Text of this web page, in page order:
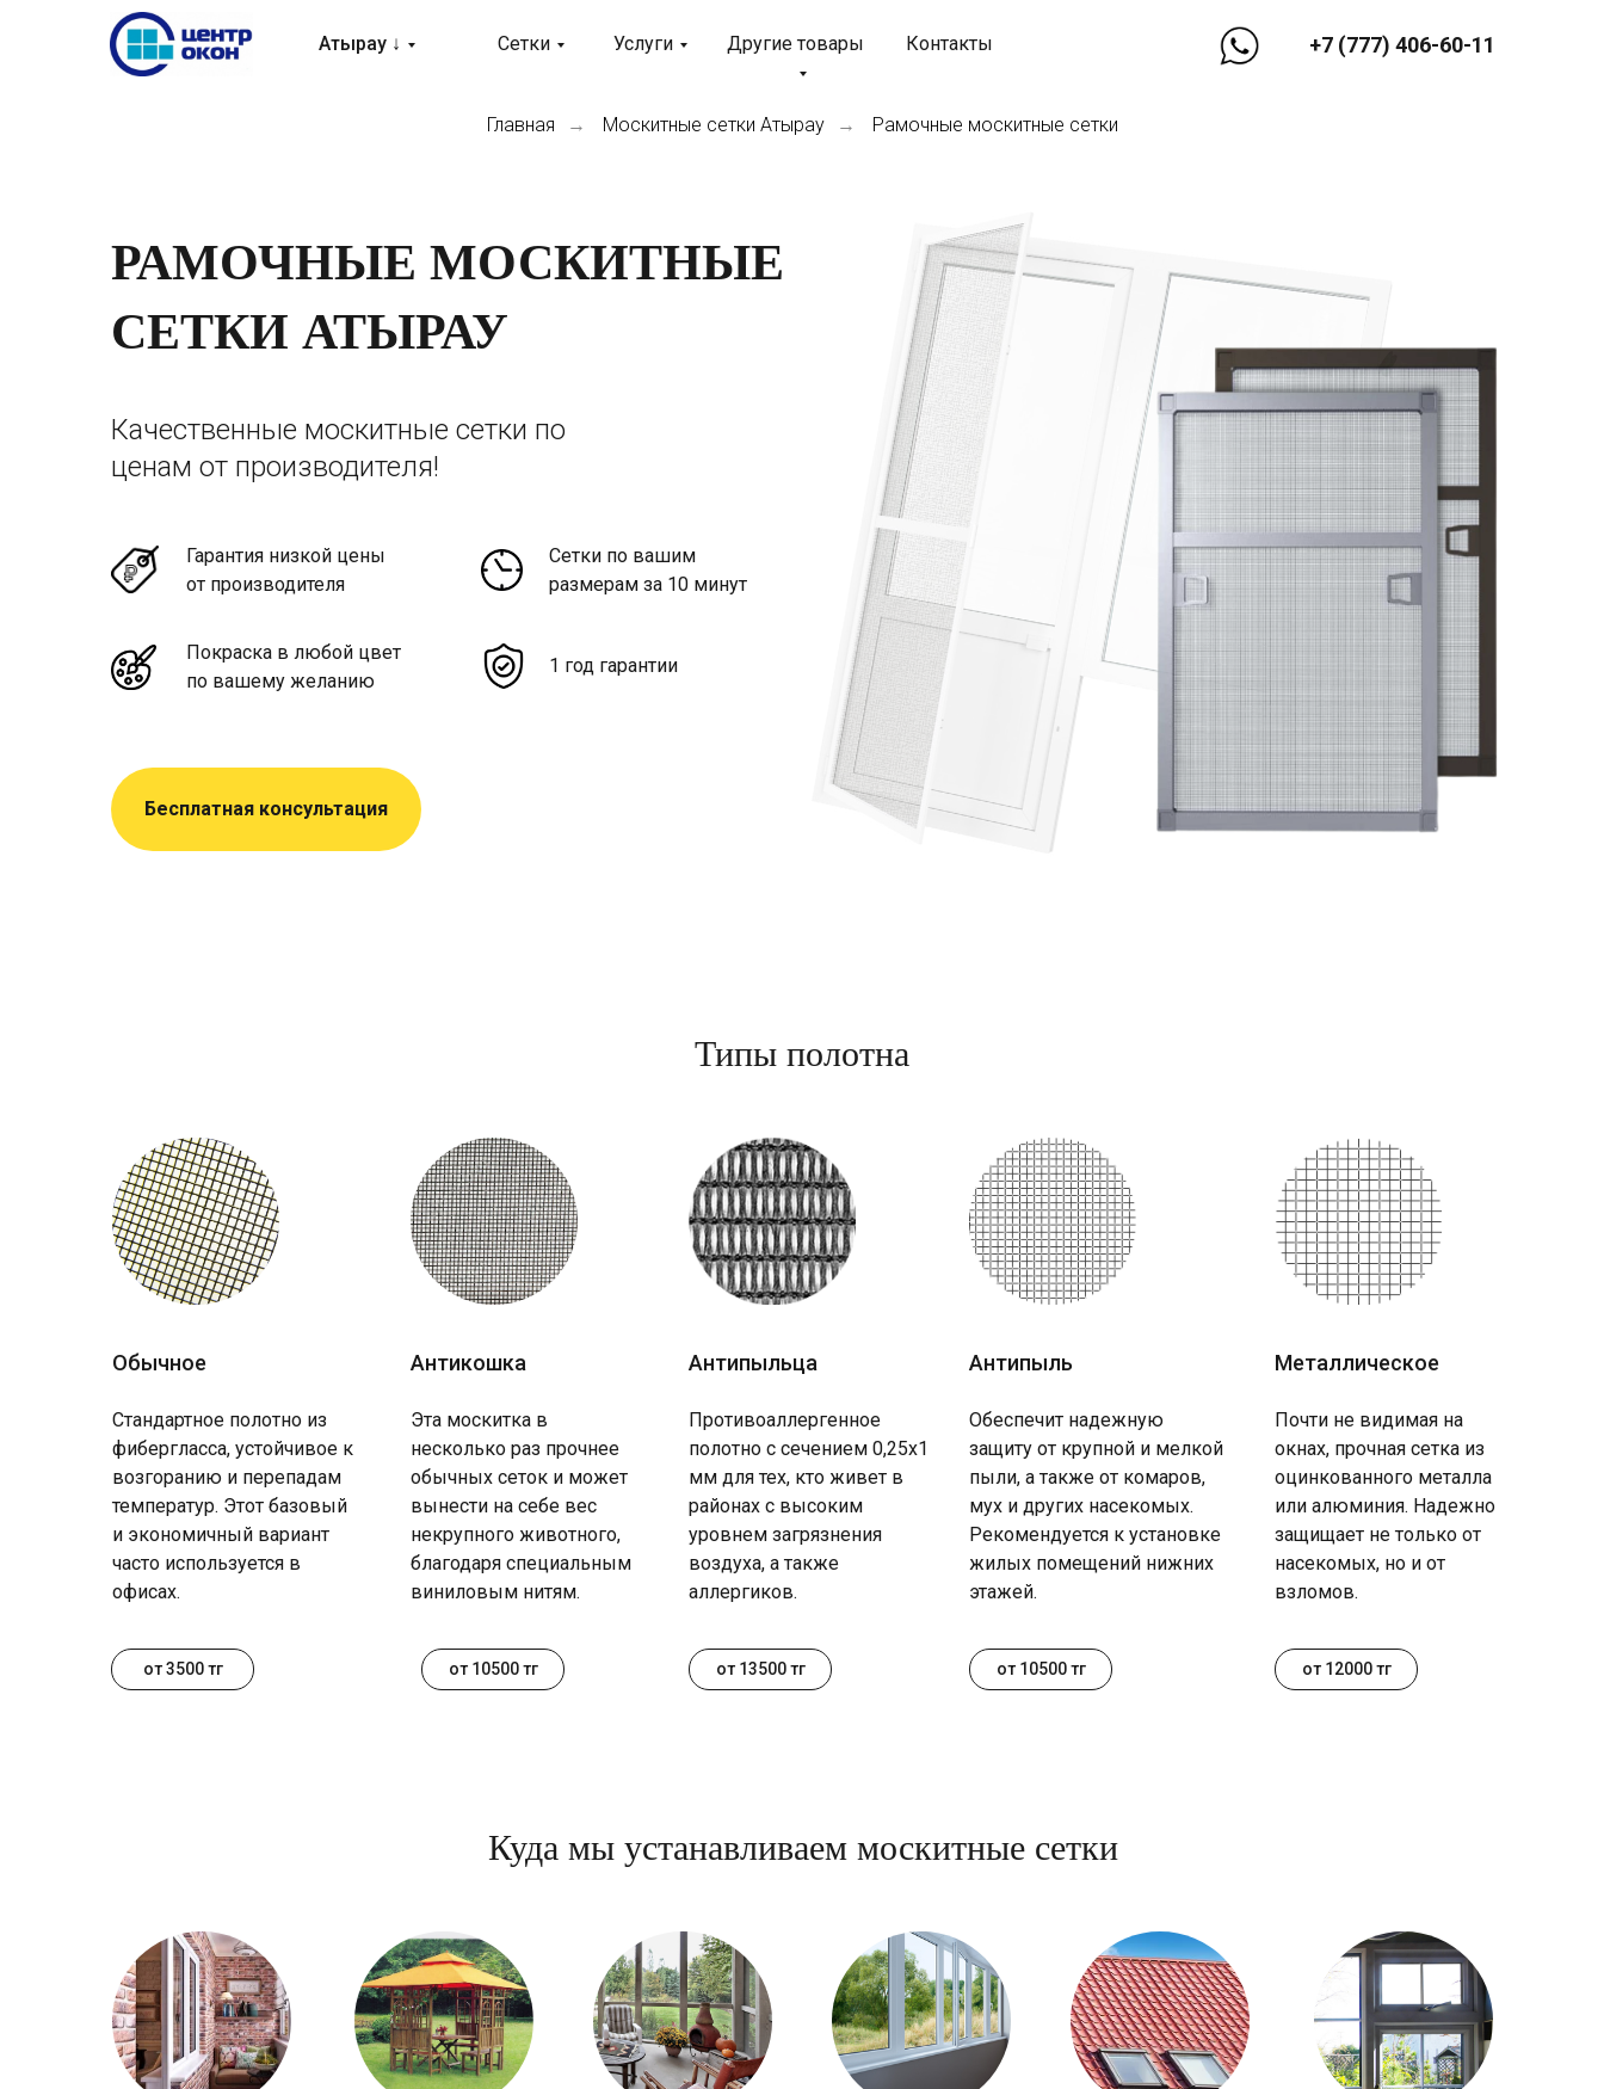
+7 (777) 406-60-11
Услуги
Атырау ↓ Другие товары Контакты
Сетки
Главная → Москитные сетки Атырау → Рамочные москитные сетки
РАМОЧНЫЕ МОСКИТНЫЕ
СЕТКИ АТЫРАУ
Гарантия низкой цены
от производителя
Сетки по вашим
размерам за 10 минут
Покраска в любой цвет
по вашему желанию
1 год гарантии
Бесплатная консультация
Качественные москитные сетки по
ценам от производителя!
Типы полотна
Обычное Антикошка Антипыльца Антипыль
Стандартное полотно из
фибергласса, устойчивое к
возгоранию и перепадам
температур. Этот базовый
и экономичный вариант
часто используется в
офисах.
Эта москитка в
несколько раз прочнее
обычных сеток и может
вынести на себе вес
некрупного животного,
благодаря специальным
виниловым нитям.
Противоаллергенное
полотно с сечением 0,25х1
мм для тех, кто живет в
районах с высоким
уровнем загрязнения
воздуха, а также
аллергиков.
Обеспечит надежную
защиту от крупной и мелкой
пыли, а также от комаров,
мух и других насекомых.
Рекомендуется к установке
жилых помещений нижних
этажей.
Металлическое
Почти не видимая на
окнах, прочная сетка из
оцинкованного металла
или алюминия. Надежно
защищает не только от
насекомых, но и от
взломов.
от 3500 тг от 10500 тг от 13500 тг от 10500 тг от 12000 тг
Куда мы устанавливаем москитные сетки